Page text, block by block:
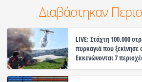
Διαβάστηκαν
LIVE: Στάχτη 100.000
πυρκαγιά που ξεκίνησε
Εκκενώνονται 7